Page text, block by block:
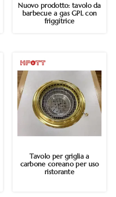
Nuovo prodotto: tavolo da
barbecue a gas GPL con
friggitrice
Tavolo per griglia a
carbone coreano per uso
ristorante